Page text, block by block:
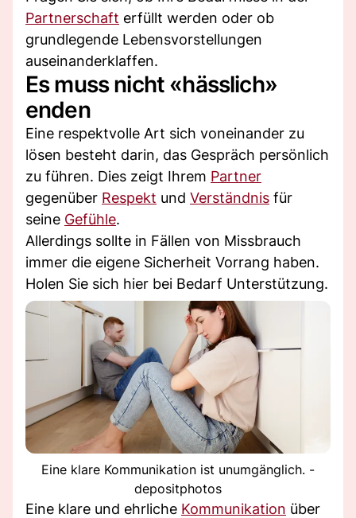
Partnerschaft erfüllt werden oder ob
grundlegende Lebensvorstellungen
auseinanderklaffen.
Es muss nicht «hässlich»
enden
Eine respektvolle Art sich voneinander zu
lösen besteht darin, das Gespräch persönlich
zu führen. Dies zeigt Ihrem Partner
gegenüber Respekt und Verständnis für
seine Gefühle.
Allerdings sollte in Fällen von Missbrauch
immer die eigene Sicherheit Vorrang haben.
Holen Sie sich hier bei Bedarf Unterstützung.
Eine klare Kommunikation ist unumgänglich. -
depositphotos
Eine klare und ehrliche Kommunikation über